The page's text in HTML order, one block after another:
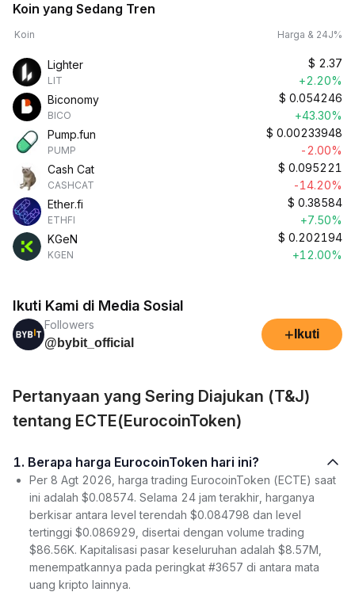
Koin yang Sedang Tren
Koin Harga & 24J%
Lighter
LIT
$ 2.37
+2.20%
Biconomy
BICO
$ 0.054246
+43.30%
Pump.fun
PUMP
$ 0.00233948
-2.00%
Cash Cat
CASHCAT
$ 0.095221
-14.20%
Ether.fi
ETHFI
$ 0.38584
+7.50%
KGeN
KGEN
$ 0.202194
+12.00%
Ikuti Kami di Media Sosial
Followers
@bybit_official
+ Ikuti
Pertanyaan yang Sering Diajukan (T&J)
tentang ECTE(EurocoinToken)
1. Berapa harga EurocoinToken hari ini?
Per 8 Agt 2026, harga trading EurocoinToken (ECTE) saat
ini adalah $0.08574. Selama 24 jam terakhir, harganya
berkisar antara level terendah $0.084798 dan level
tertinggi $0.086929, disertai dengan volume trading
$86.56K. Kapitalisasi pasar keseluruhan adalah $8.57M,
menempatkannya pada peringkat #3657 di antara mata
uang kripto lainnya.